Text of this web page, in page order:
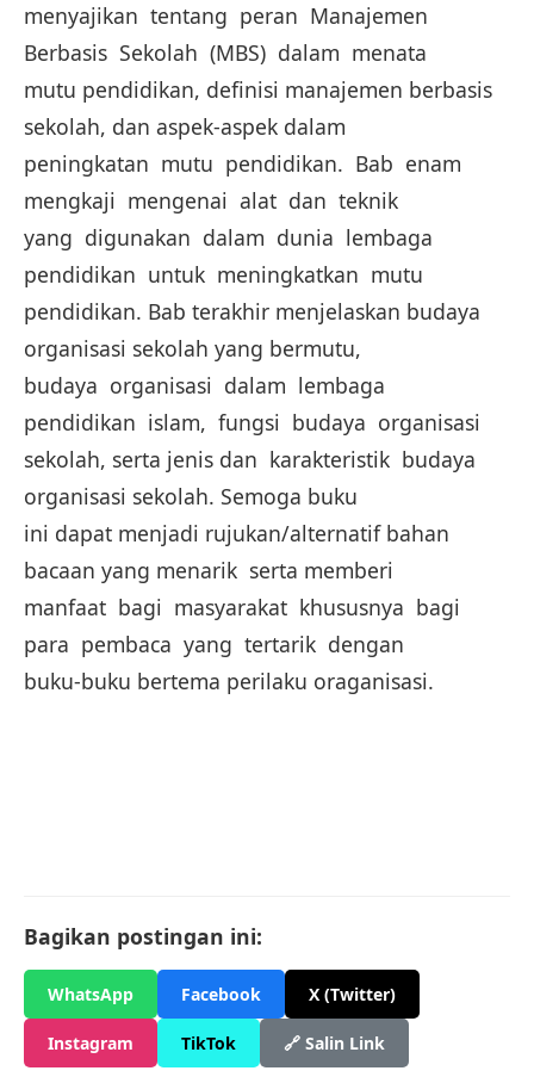
menyajikan tentang peran Manajemen
Berbasis Sekolah (MBS) dalam menata
mutu pendidikan, definisi manajemen berbasis
sekolah, dan aspek-aspek dalam
peningkatan mutu pendidikan. Bab enam
mengkaji mengenai alat dan teknik
yang digunakan dalam dunia lembaga
pendidikan untuk meningkatkan mutu
pendidikan. Bab terakhir menjelaskan budaya
organisasi sekolah yang bermutu,
budaya organisasi dalam lembaga
pendidikan islam, fungsi budaya organisasi
sekolah, serta jenis dan karakteristik budaya
organisasi sekolah. Semoga buku
ini dapat menjadi rujukan/alternatif bahan
bacaan yang menarik serta memberi
manfaat bagi masyarakat khususnya bagi
para pembaca yang tertarik dengan
buku-buku bertema perilaku oraganisasi.
Bagikan postingan ini:
WhatsApp Facebook X (Twitter)
Instagram TikTok 🔗 Salin Link